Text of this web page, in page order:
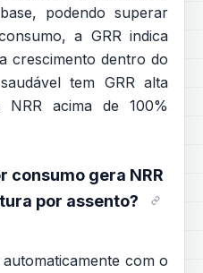
podendo superar
a GRR indica
crescimento dentro do
tem GRR alta
acima de 100%
consumo gera NRR
por assento?
com o